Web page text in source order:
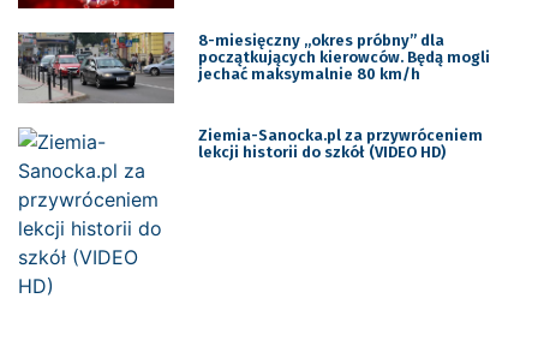
8-miesięczny ,,okres próbny” dla
początkujących kierowców. Będą mogli
jechać maksymalnie 80 km/h
Ziemia-Sanocka.pl za przywróceniem
lekcji historii do szkół (VIDEO HD)